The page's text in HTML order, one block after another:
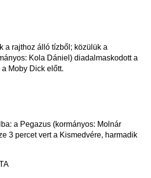
a rajthoz álló tízből; közülük a
Kola Dániel) diadalmaskodott a
Moby Dick előtt.
a Pegazus (kormányos: Molnár
3 percet vert a Kismedvére, harmadik